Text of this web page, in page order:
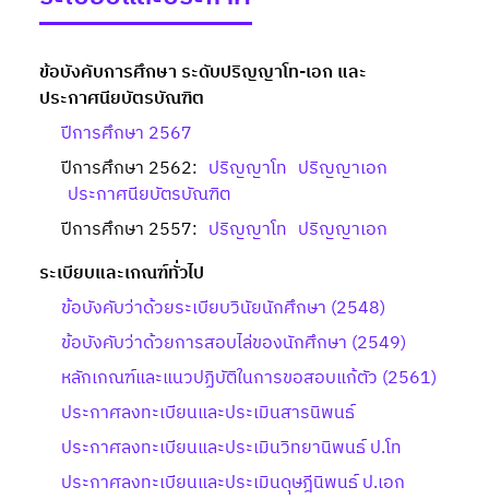
ข้อบังคับการศึกษา ระดับปริญญาโท-เอก และ
ประกาศนียบัตรบัณฑิต
ปีการศึกษา 2567
ปีการศึกษา 2562: ปริญญาโท ปริญญาเอก
ประกาศนียบัตรบัณฑิต
ปีการศึกษา 2557: ปริญญาโท ปริญญาเอก
ระเบียบและเกณฑ์ทั่วไป
ข้อบังคับว่าด้วยระเบียบวินัยนักศึกษา (2548)
ข้อบังคับว่าด้วยการสอบไล่ของนักศึกษา (2549)
หลักเกณฑ์และแนวปฏิบัติในการขอสอบแก้ตัว (2561)
ประกาศลงทะเบียนและประเมินสารนิพนธ์
ประกาศลงทะเบียนและประเมินวิทยานิพนธ์ ป.โท
ประกาศลงทะเบียนและประเมินดุษฎีนิพนธ์ ป.เอก